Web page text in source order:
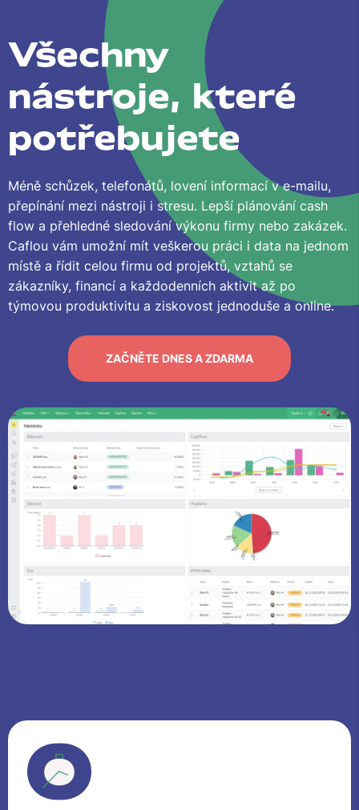
Všechny
nástroje, které
potřebujete
Méně schůzek, telefonátů, lovení informací v e-mailu,
přepínání mezi nástroji i stresu. Lepší plánování cash
flow a přehledné sledování výkonu firmy nebo zakázek.
Caflou vám umožní mít veškerou práci i data na jednom
místě a řídit celou firmu od projektů, vztahů se
zákazníky, financí a každodenních aktivit až po
týmovou produktivitu a ziskovost jednoduše a online.
ZAČNĚTE DNES A ZDARMA